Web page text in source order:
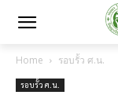
Home รอบรั้ว ศ.น.
รอบรั้ว ศ.น.